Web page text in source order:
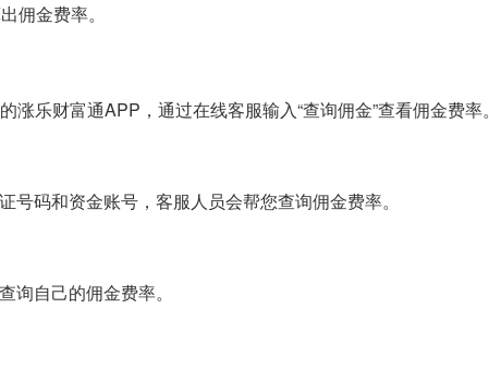
佣金费率。
乐财富通APP，通过在线客服输入“查询佣金”查看佣金费率。
码和资金账号，客服人员会帮您查询佣金费率。
询自己的佣金费率。